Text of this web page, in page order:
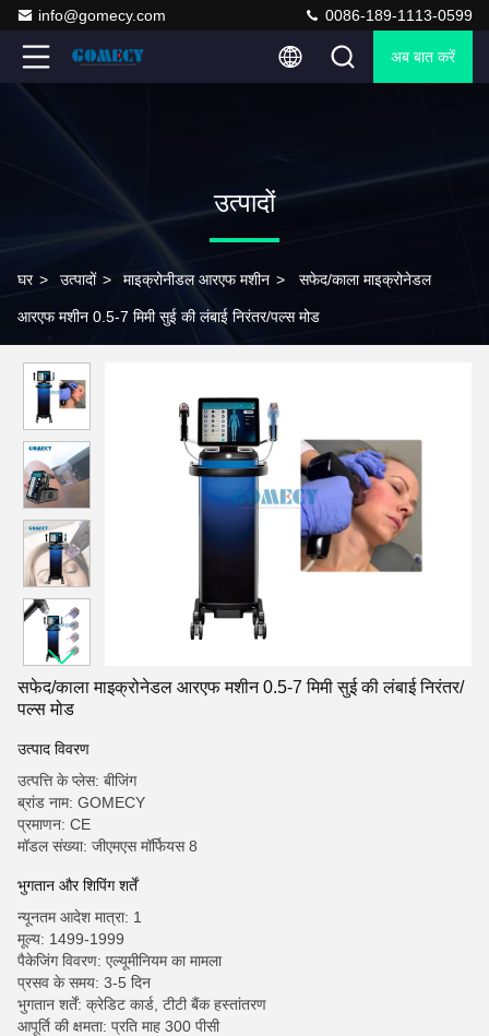
info@gomecy.com 0086-189-1113-0599
अब बात करें
उत्पादों
घर > उत्पादों > माइक्रोनीडल आरएफ मशीन > सफेद/काला माइक्रोनेडल
आरएफ मशीन 0.5-7 मिमी सुई की लंबाई निरंतर/पल्स मोड
सफेद/काला माइक्रोनेडल आरएफ मशीन 0.5-7 मिमी सुई की लंबाई निरंतर/
पल्स मोड
उत्पाद विवरण
उत्पत्ति के प्लेस: बीजिंग
ब्रांड नाम: GOMECY
प्रमाणन: CE
मॉडल संख्या: जीएमएस मॉर्फियस 8
भुगतान और शिपिंग शर्तें
न्यूनतम आदेश मात्रा: 1
मूल्य: 1499-1999
पैकेजिंग विवरण: एल्यूमीनियम का मामला
प्रसव के समय: 3-5 दिन
भुगतान शर्तें: क्रेडिट कार्ड, टीटी बैंक हस्तांतरण
आपूर्ति की क्षमता: प्रति माह 300 पीसी